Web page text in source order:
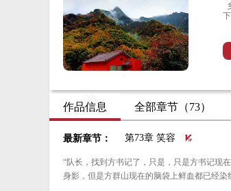
作品信息 全部章节（73）
最新章节： 第73章 笑容
“队长，找到方书记了，只是，只是方书记现在气息微薄，
身影，但是方群山现在的脑袋上鲜血都已经